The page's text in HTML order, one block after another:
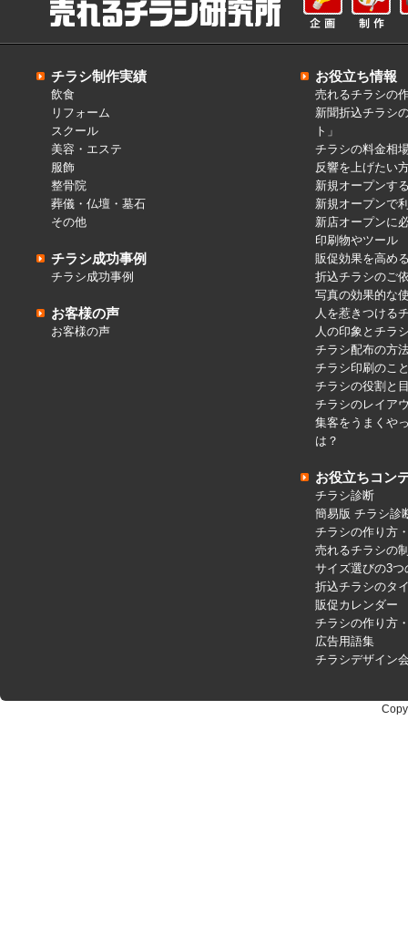
チラシ制作実績
飲食
リフォーム
スクール
美容・エステ
服飾
整骨院
葬儀・仏壇・墓石
その他
チラシ成功事例
チラシ成功事例
お客様の声
お客様の声
お役立ち情報
売れるチラシの
新聞折込チラシ
ト」
チラシの料金相
反響を上げたい
新規オープンす
新規オープンで
新店オープンに
印刷物やツール
販促効果を高め
折込チラシのご
写真の効果的な
人を惹きつける
人の印象とチラ
チラシ配布の方
チラシ印刷のこ
チラシの役割と
チラシのレイア
集客をうまくや
は？
お役立ちコン
チラシ診断
簡易版 チラシ診
チラシの作り方
売れるチラシの
サイズ選びの3つ
折込チラシのタ
販促カレンダー
チラシの作り方
広告用語集
チラシデザイン